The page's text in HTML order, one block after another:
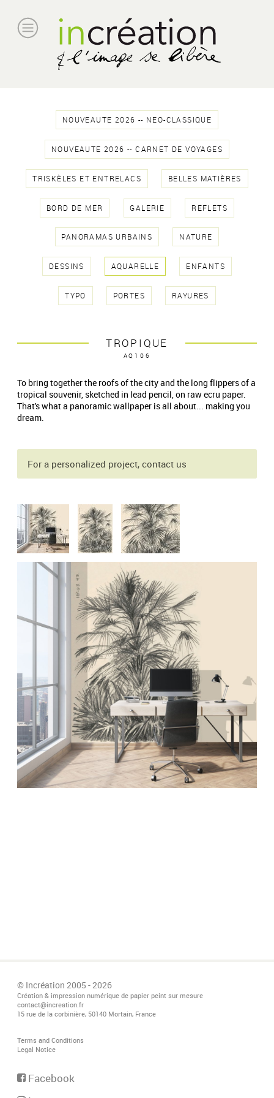
NOUVEAUTE 2026 -- NEO-CLASSIQUE
NOUVEAUTE 2026 -- CARNET DE VOYAGES
TRISKÈLES ET ENTRELACS BELLES MATIÈRES
BORD DE MER GALERIE REFLETS
PANORAMAS URBAINS NATURE
DESSINS AQUARELLE ENFANTS
TYPO PORTES RAYURES
TROPIQUE
AQ106
To bring together the roofs of the city and the long flippers of a
tropical souvenir, sketched in lead pencil, on raw ecru paper.
That's what a panoramic wallpaper is all about... making you
dream.
For a personalized project, contact us
© Incréation 2005 - 2026
Création & impression numérique de papier peint sur mesure
contact@increation.fr
15 rue de la corbinière, 50140 Mortain, France
Terms and Conditions
Legal Notice
Facebook